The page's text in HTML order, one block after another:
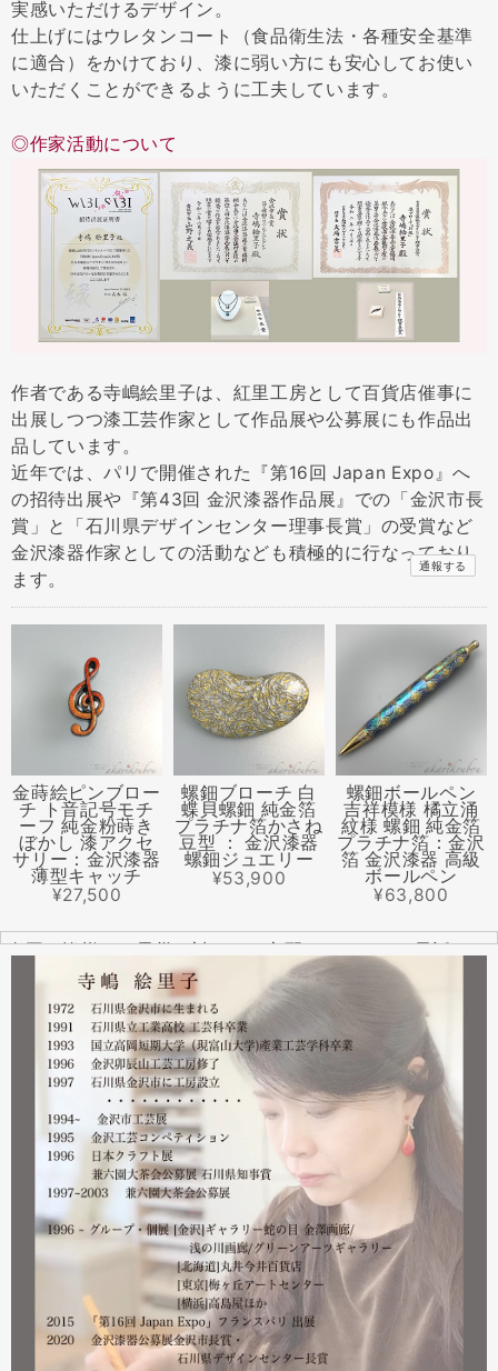
実感いただけるデザイン。
仕上げにはウレタンコート（食品衛生法・各種安全基準
に適合）をかけており、漆に弱い方にも安心してお使い
いただくことができるように工夫しています。
◎作家活動について
作者である寺嶋絵里子は、紅里工房として百貨店催事に
出展しつつ漆工芸作家として作品展や公募展にも作品出
品しています。
近年では、パリで開催された『第16回 Japan Expo』へ
の招待出展や『第43回 金沢漆器作品展』での「金沢市長
賞」と「石川県デザインセンター理事長賞」の受賞など
金沢漆器作家としての活動なども積極的に行なっており
ます。
通報する
金蒔絵ピンブロー
チ ト音記号モチ
ーフ 純金粉蒔き
ぼかし 漆アクセ
サリー：金沢漆器
薄型キャッチ
¥27,500
螺鈿ブローチ 白
蝶貝螺鈿 純金箔
プラチナ箔かさね
豆型 ： 金沢漆器
螺鈿ジュエリー
¥53,900
螺鈿ボールペン
吉祥模様 橘立涌
紋様 螺鈿 純金箔
プラチナ箔：金沢
箔 金沢漆器 高級
ボールペン
¥63,800
全国の皆様より震災に対するご心配のメールやお電話をた
くさんいただきました。ありがとうございます。
幸い紅里工房にはそれほどの被害もなく、ただいま通常の
営業をしております。配送につきましても金沢から発送す
る分につきましては問題ありませんのでご安心ください。
皆様には多大なご心配をおかけしており心苦しいばかりで
はありますが、今後とも紅里工房をどうぞよろしくお願い
いたします。
漆工芸・紅里工房 寺嶋絵里子
2023.02
2月21日から27日まで 仙台三越で開催中の『第22回 金
沢・能登 美味と美技展』に出展しています。会場には作
者本人がおりますのでお近くの方はぜひ遊びにいらしてく
ださい。お待ちしております。